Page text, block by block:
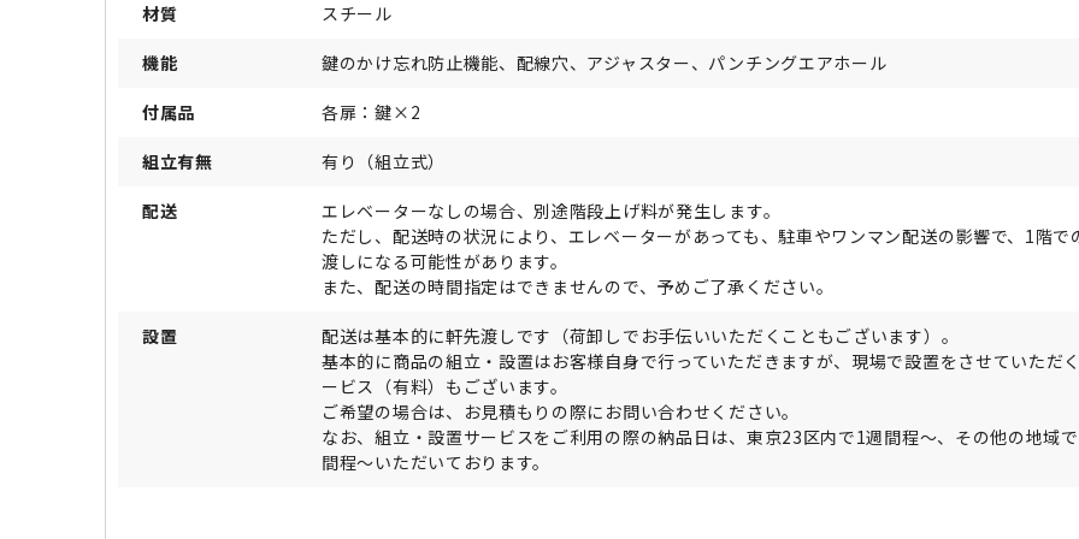
材質 スチール
機能 鍵のかけ忘れ防止機能、配線穴、アジャスター、パンチングエアホール
付属品 各扉：鍵×2
組立有無 有り（組立式）
配送
エレベーターなしの場合、別途階段上げ料が発生します。
ただし、配送時の状況により、エレベーターがあっても、駐車やワンマン配送の影響で、1階で
渡しになる可能性があります。
また、配送の時間指定はできませんので、予めご了承ください。
設置
配送は基本的に軒先渡しです（荷卸しでお手伝いいただくこともございます）。
基本的に商品の組立・設置はお客様自身で行っていただきますが、現場で設置をさせていただ
ービス（有料）もございます。
ご希望の場合は、お見積もりの際にお問い合わせください。
なお、組立・設置サービスをご利用の際の納品日は、東京23区内で1週間程～、その他の地域
間程～いただいております。